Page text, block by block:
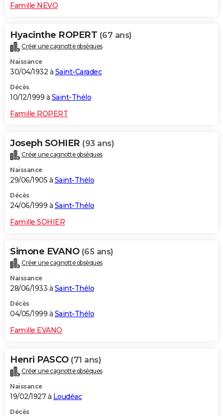
Famille NEVO
Hyacinthe ROPERT (67 ans)
Créer une cagnotte obsèques
Naissance
30/04/1932 à Saint-Caradec
Décès
10/12/1999 à Saint-Thélo
Famille ROPERT
Joseph SOHIER (93 ans)
Créer une cagnotte obsèques
Naissance
29/06/1905 à Saint-Thélo
Décès
24/06/1999 à Saint-Thélo
Famille SOHIER
Simone EVANO (65 ans)
Créer une cagnotte obsèques
Naissance
28/06/1933 à Saint-Thélo
Décès
04/05/1999 à Saint-Thélo
Famille EVANO
Henri PASCO (71 ans)
Créer une cagnotte obsèques
Naissance
19/02/1927 à Loudéac
Décès